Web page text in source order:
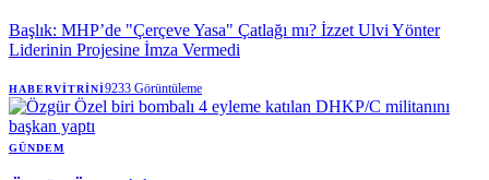
Başlık: MHP’de "Çerçeve Yasa" Çatlağı mı? İzzet Ulvi Yönter
Liderinin Projesine İmza Vermedi
HABERVITRINI9233 Görüntüleme
GÜNDEM